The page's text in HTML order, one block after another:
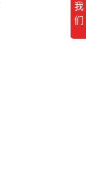
我
们